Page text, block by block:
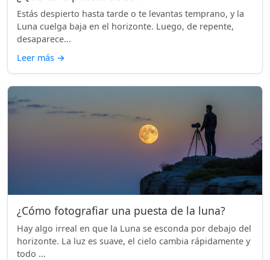
Estás despierto hasta tarde o te levantas temprano, y la
Luna cuelga baja en el horizonte. Luego, de repente,
desaparece...
Leer más →
¿Cómo fotografiar una puesta de la luna?
Hay algo irreal en que la Luna se esconda por debajo del
horizonte. La luz es suave, el cielo cambia rápidamente y
todo ...